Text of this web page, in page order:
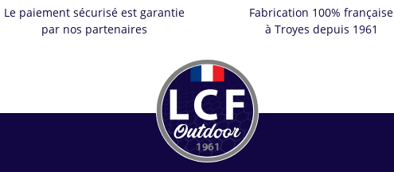
Le paiement sécurisé est garantie
par nos partenaires
Fabrication 100% française
à Troyes depuis 1961